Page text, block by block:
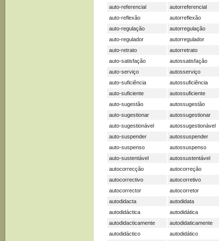
auto-referencial
autorreferencial
auto-reflexão
autorreflexão
auto-regulação
autorregulação
auto-regulador
autorregulador
auto-retrato
autorretrato
auto-satisfação
autossatisfação
auto-serviço
autosserviço
auto-suficiência
autossuficiência
auto-suficiente
autossuficiente
auto-sugestão
autossugestão
auto-sugestionar
autossugestionar
auto-sugestionável
autossugestionável
auto-suspender
autossuspender
auto-suspenso
autossuspenso
auto-sustentável
autossustentável
autocorrecção
autocorreção
autocorrectivo
autocorretivo
autocorrector
autocorretor
autodidacta
autodidata
autodidáctica
autodidática
autodidacticamente
autodidaticamente
autodidáctico
autodidático